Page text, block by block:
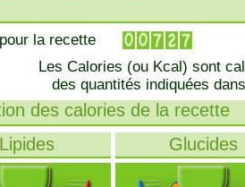
la recette
Les Calories (ou Kcal) sont
des quantités indiquées
des calories de la recette
Lipides
Glucides